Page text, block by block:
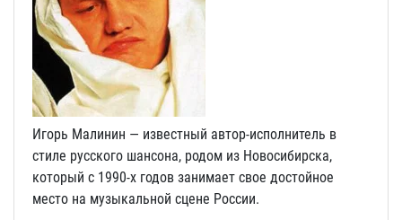
Игорь Малинин — известный автор-исполнитель в
стиле русского шансона, родом из Новосибирска,
который с 1990-х годов занимает свое достойное
место на музыкальной сцене России.